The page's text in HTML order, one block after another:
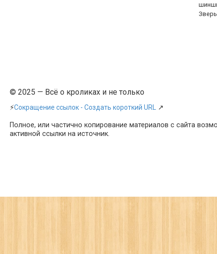
© 2025 — Всё о кроликах и не только
⚡Сокращение ссылок - Создать короткий URL ↗
Полное, или частично копирование материалов с сайта
активной ссылки на источник.